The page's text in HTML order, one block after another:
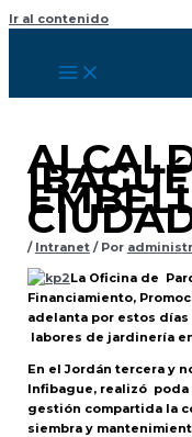
Ir al contenido
/ Intranet/ Por
La Oficina de
Financiamiento,
adelanta por estos
labores de jardinería
En el Jordán tercera y
Infibague, realizó poda
gestión compartida la
siembra y